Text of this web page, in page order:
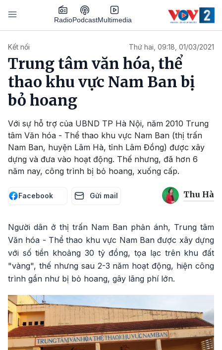
Nhảy đến nội dung
RadioPodcastMultimedia
Kết nối Thứ hai, 09:18, 01/03/2021
Trung tâm văn hóa, thể
thao khu vực Nam Ban bị
bỏ hoang
Với sự hỗ trợ của UBND TP Hà Nội, năm 2010 Trung
tâm Văn hóa - Thể thao khu vực Nam Ban (thị trấn
Nam Ban, huyện Lâm Hà, tỉnh Lâm Đồng) được xây
dựng và đưa vào hoạt động. Thế nhưng, đã hơn 6
năm nay, công trình bị bỏ hoang, xuống cấp.
Facebook Gửi mail Thu Hà
Người dân ở thị trấn Nam Ban phản ánh, Trung tâm
Văn hóa - Thể thao khu vực Nam Ban được xây dựng
với số tiền khoảng 30 tỷ đồng, tọa lạc trên khu đất
"vàng", thế nhưng sau 2-3 năm hoạt động, hiện công
trình gần như bị bỏ hoang, gây lãng phí lớn.